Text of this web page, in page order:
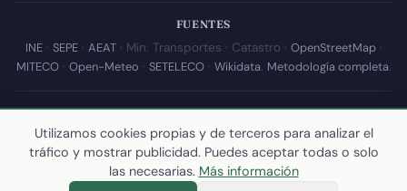
FUENTES
INE· SEPE· AEAT· Min. Transportes · Catastro · OpenStreetMap·
MITECO· Open-Meteo · SETELECO· Wikidata. Metodología completa.
© 2026 Callejear.com — Directorio municipal de España con datos
abiertos. Desarrollado y mantenido porYoel Castaño.
Última actualización de esta página:10 de julio de 2026
calculamos los datos
Utilizamos cookies propias y de terceros para analizar el
tráfico y mostrar publicidad. Puedes aceptar todas o solo
las necesarias. Más información